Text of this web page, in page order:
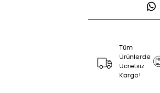
Tüm
Ürünlerde
Ücretsiz
Kargo!